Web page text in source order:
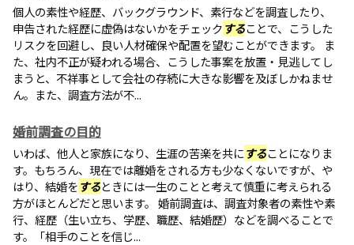
個人の素性や経歴、バックグラウンド、素行などを調査したり、
申告された経歴に虚偽はないかをチェックすることで、こうした
リスクを回避し、良い人材確保や配置を望むことができます。 ま
た、社内不正が疑われる場合、こうした事案を放置・見逃してし
まうと、不祥事として会社の存続に大きな影響を及ぼしかねませ
ん。また、調査方法が不...
婚前調査の目的
いわば、他人と家族になり、生涯の苦楽を共にすることになりま
す。もちろん、現在では離婚をされる方も少なくないですが、や
はり、結婚をするときには一生のことと考えて慎重に考えられる
方がほとんどだと思います。 婚前調査は、調査対象者の素性や素
行、経歴（生い立ち、学歴、職歴、結婚歴）などを調べることで
す。「相手のことを信じ...